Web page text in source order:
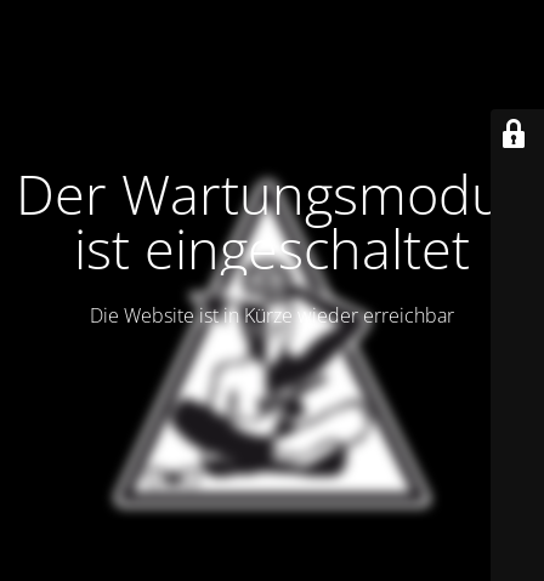
Der Wartungsmodus
ist eingeschaltet
Die Website ist in Kürze wieder erreichbar